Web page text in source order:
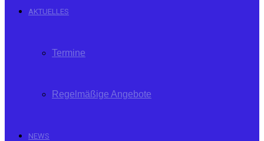
AKTUELLES
Termine
Regelmäßige Angebote
NEWS